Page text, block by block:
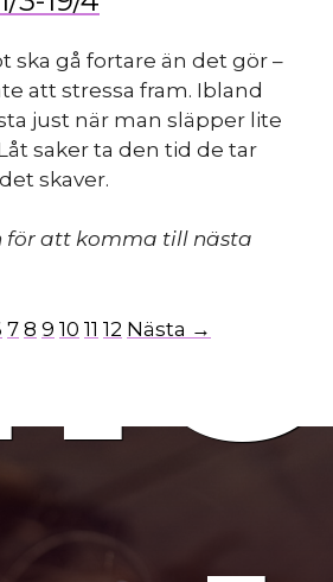
ska gå fortare än det gör –
att stressa fram. Ibland
just när man släpper lite
saker ta den tid de tar
skaver.
för att komma till nästa
7 8 9 10 11 12 Nästa →